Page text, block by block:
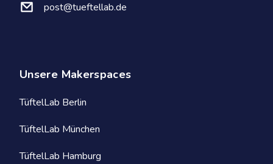
post@tueftellab.de
Unsere Makerspaces
TüftelLab Berlin
TüftelLab München
TüftelLab Hamburg